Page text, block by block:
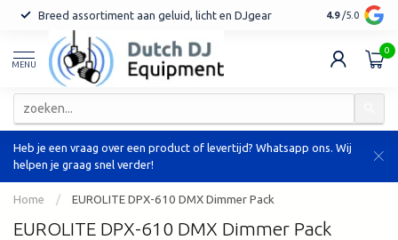
Breed assortiment aan geluid, licht en DJgear Tot 7 jaar
4.9 /5.0
MENU
0
Heb je een vraag over een product of levertijd? Whatsapp ons. Wij
helpen je graag snel verder!
Home / EUROLITE DPX-610 DMX Dimmer Pack
EUROLITE DPX-610 DMX Dimmer Pack